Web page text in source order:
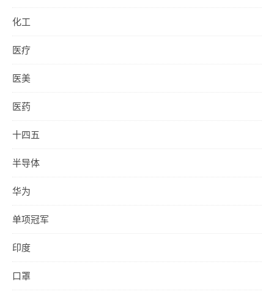
化工
医疗
医美
医药
十四五
半导体
华为
单项冠军
印度
口罩